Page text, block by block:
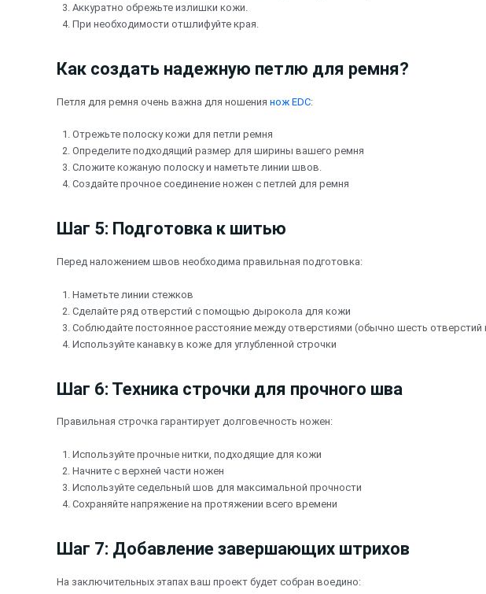
Аккуратно обрежьте излишки кожи.
При необходимости отшлифуйте края.
Как создать надежную петлю для ремня?
Петля для ремня очень важна для ношения нож EDC:
Отрежьте полоску кожи для петли ремня
Определите подходящий размер для ширины вашего ремня
Сложите кожаную полоску и наметьте линии швов.
Создайте прочное соединение ножен с петлей для ремня
Шаг 5: Подготовка к шитью
Перед наложением швов необходима правильная подготовка:
Наметьте линии стежков
Сделайте ряд отверстий с помощью дырокола для кожи
Соблюдайте постоянное расстояние между отверстиями (обычно шесть отверстий
Используйте канавку в коже для углубленной строчки
Шаг 6: Техника строчки для прочного шва
Правильная строчка гарантирует долговечность ножен:
Используйте прочные нитки, подходящие для кожи
Начните с верхней части ножен
Используйте седельный шов для максимальной прочности
Сохраняйте напряжение на протяжении всего времени
Шаг 7: Добавление завершающих штрихов
На заключительных этапах ваш проект будет собран воедино: